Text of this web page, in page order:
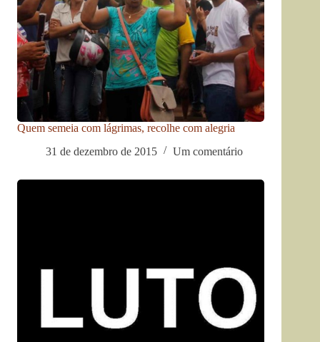
Quem semeia com lágrimas, recolhe com alegria
31 de dezembro de 2015
Um comentário